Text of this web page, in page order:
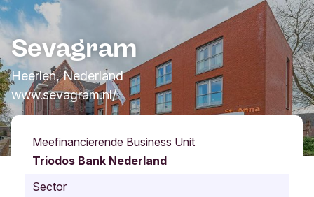
Sevagram
Heerlen, Nederland
www.sevagram.nl/
Meefinancierende Business Unit
Triodos Bank Nederland
Sector